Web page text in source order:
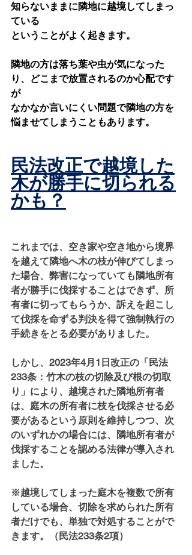
知らないままに隣地に越境してしまっ
ている
ということがよく起きます。
隣地の方は落ち葉や虫が気になった
り、どこまで放置されるのか心配です
が
なかなか言いにくい問題で隣地の方を
悩ませてしまうこともあります。
民法改正で越境した
木が勝手に切られる
かも？
これまでは、空き家や空き地から境界
を越えて隣地へ木の枝が伸びてしまっ
た場合、弊害になっていても隣地所有
者が勝手に伐採することはできず、所
有者に切ってもらうか、訴えを起こし
て伐採を命ずる判決を得て強制執行の
手続きをとる必要がありました。
しかし、2023年4月1日改正の「民法
233条：竹木の枝の切除及び根の切取
り」により、越境された隣地所有者
は、庭木の所有者に枝を伐採させる必
要があるという原則を維持しつつ、次
のいずれかの場合には、隣地所有者が
伐採することを認める法律が導入され
ました。
※越境してしまった庭木を複数で所有
している場合、切除を求められた所有
者だけでも、単独で対処することがで
きます。（民法233条2項）